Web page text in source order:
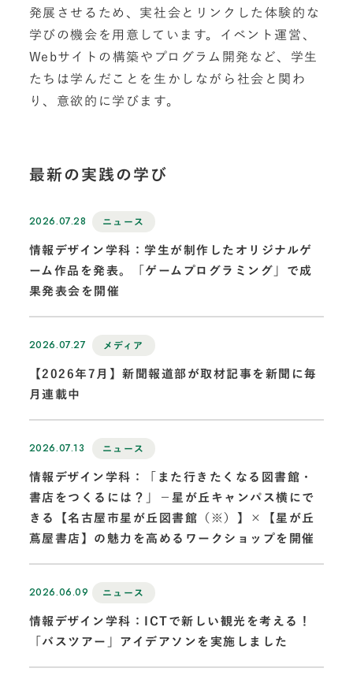
発展させるため、実社会とリンクした体験的な
学びの機会を用意しています。イベント運営、
Webサイトの構築やプログラム開発など、学生
たちは学んだことを生かしながら社会と関わ
り、意欲的に学びます。
最新の実践の学び
2026.07.28 ニュース
情報デザイン学科：学生が制作したオリジナルゲ
ーム作品を発表。「ゲームプログラミング」で成
果発表会を開催
2026.07.27 メディア
【2026年7月】新聞報道部が取材記事を新聞に毎
月連載中
2026.07.13 ニュース
情報デザイン学科：「また行きたくなる図書館・
書店をつくるには？」－星が丘キャンパス横にで
きる【名古屋市星が丘図書館（※）】×【星が丘
蔦屋書店】の魅力を高めるワークショップを開催
2026.06.09 ニュース
情報デザイン学科：ICTで新しい観光を考える！
「バスツアー」アイデアソンを実施しました